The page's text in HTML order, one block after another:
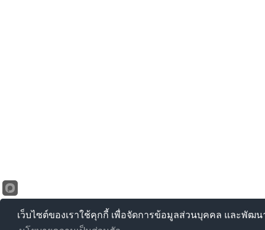
เว็บไซต์ของเราใช้คุกกี้ เพื่อจัดการข้อมูลส่วนบุคคล และพัฒ